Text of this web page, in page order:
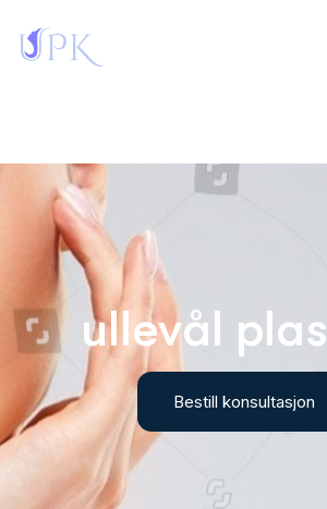
ullevål plas
Bestill konsultasjon